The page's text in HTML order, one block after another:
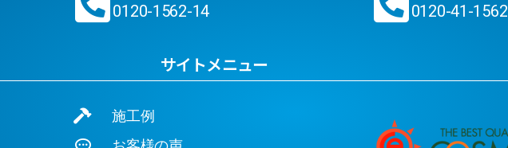
0120-1562-14 0120-41-1562
サイトメニュー
施工例